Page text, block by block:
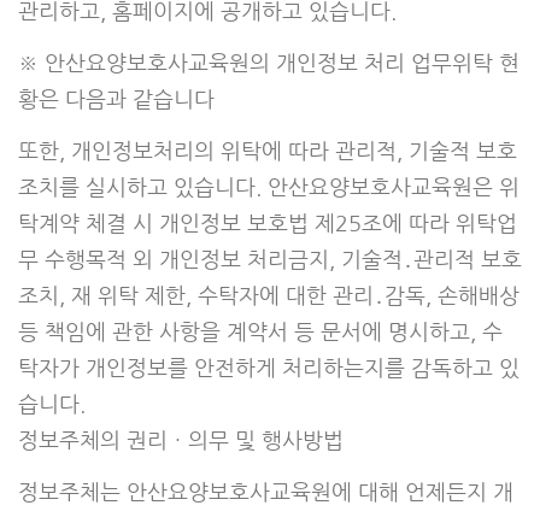
관리하고, 홈페이지에 공개하고 있습니다.
※ 안산요양보호사교육원의 개인정보 처리 업무위탁 현
황은 다음과 같습니다
또한, 개인정보처리의 위탁에 따라 관리적, 기술적 보호
조치를 실시하고 있습니다. 안산요양보호사교육원은 위
탁계약 체결 시 개인정보 보호법 제25조에 따라 위탁업
무 수행목적 외 개인정보 처리금지, 기술적․관리적 보호
조치, 재 위탁 제한, 수탁자에 대한 관리․감독, 손해배상
등 책임에 관한 사항을 계약서 등 문서에 명시하고, 수
탁자가 개인정보를 안전하게 처리하는지를 감독하고 있
습니다.
정보주체의 권리ㆍ의무 및 행사방법
정보주체는 안산요양보호사교육원에 대해 언제든지 개